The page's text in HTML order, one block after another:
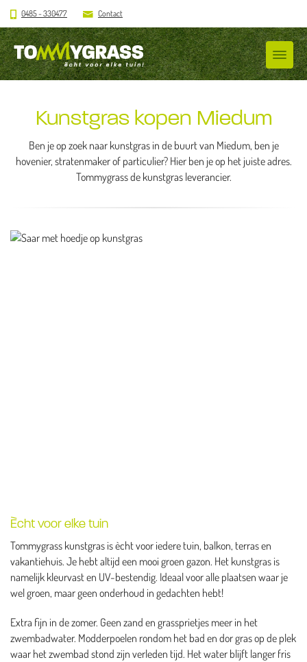
0485 - 330477 Contact
Kunstgras kopen Miedum
Ben je op zoek naar kunstgras in de buurt van Miedum, ben je
hovenier, stratenmaker of particulier? Hier ben je op het juiste adres.
Tommygrass de kunstgras leverancier.
Ècht voor elke tuin
Tommygrass kunstgras is ècht voor iedere tuin, balkon, terras en
vakantiehuis. Je hebt altijd een mooi groen gazon. Het kunstgras is
namelijk kleurvast en UV-bestendig. Ideaal voor alle plaatsen waar je
wel groen, maar geen onderhoud in gedachten hebt!
Extra fijn in de zomer. Geen zand en grassprietjes meer in het
zwembadwater. Modderpoelen rondom het bad en dor gras op de plek
waar het zwembad stond zijn verleden tijd. Het water blijft langer fris